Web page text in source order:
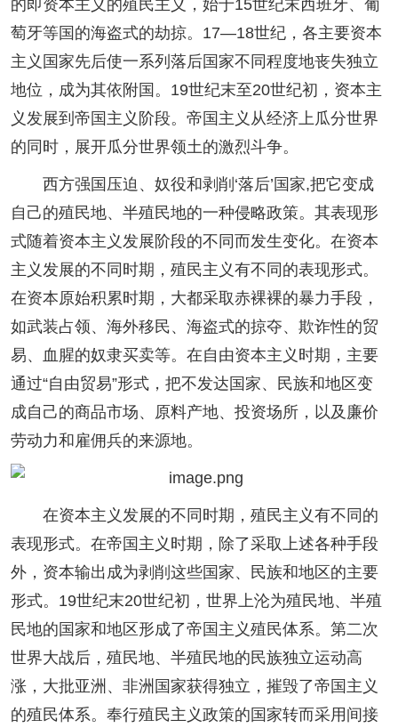
的即资本主义的殖民主义，始于15世纪末西班牙、葡
萄牙等国的海盗式的劫掠。17—18世纪，各主要资本
主义国家先后使一系列落后国家不同程度地丧失独立
地位，成为其依附国。19世纪末至20世纪初，资本主
义发展到帝国主义阶段。帝国主义从经济上瓜分世界
的同时，展开瓜分世界领土的激烈斗争。
西方强国压迫、奴役和剥削‘落后’国家,把它变成
自己的殖民地、半殖民地的一种侵略政策。其表现形
式随着资本主义发展阶段的不同而发生变化。在资本
主义发展的不同时期，殖民主义有不同的表现形式。
在资本原始积累时期，大都采取赤裸裸的暴力手段，
如武装占领、海外移民、海盗式的掠夺、欺诈性的贸
易、血腥的奴隶买卖等。在自由资本主义时期，主要
通过“自由贸易”形式，把不发达国家、民族和地区变
成自己的商品市场、原料产地、投资场所，以及廉价
劳动力和雇佣兵的来源地。
在资本主义发展的不同时期，殖民主义有不同的
表现形式。在帝国主义时期，除了采取上述各种手段
外，资本输出成为剥削这些国家、民族和地区的主要
形式。19世纪末20世纪初，世界上沦为殖民地、半殖
民地的国家和地区形成了帝国主义殖民体系。第二次
世界大战后，殖民地、半殖民地的民族独立运动高
涨，大批亚洲、非洲国家获得独立，摧毁了帝国主义
的殖民体系。奉行殖民主义政策的国家转而采用间接